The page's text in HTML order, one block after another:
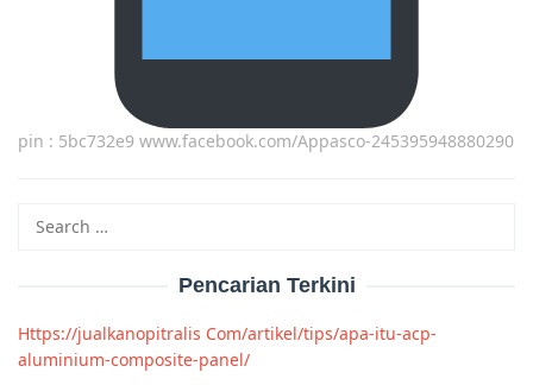
pin : 5bc732e9 www.facebook.com/Appasco-245395948880290
for:
Pencarian Terkini
Https://jualkanopitralis Com/artikel/tips/apa-itu-acp-
aluminium-composite-panel/